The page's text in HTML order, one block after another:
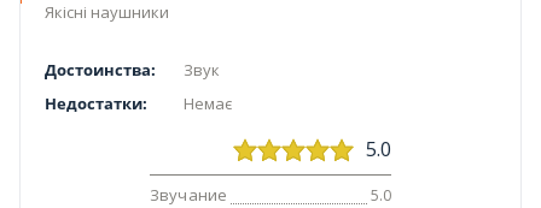
Якісні наушники
Достоинства:
Звук
Недостатки:
Немає
5.0
Звучание 5.0